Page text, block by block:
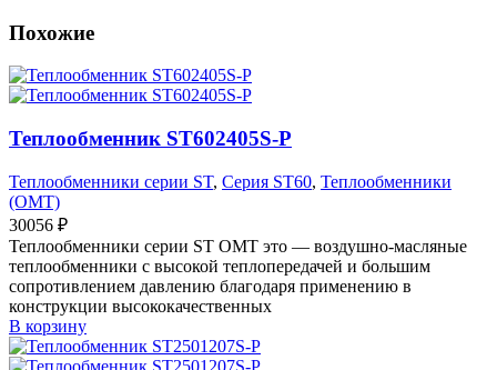
Похожие
Теплообменник ST602405S-P
Теплообменники серии ST, Серия ST60, Теплообменники
(OMT)
30056 ₽
Теплообменники серии ST OMT это — воздушно-масляные
теплообменники с высокой теплопередачей и большим
сопротивлением давлению благодаря применению в
конструкции высококачественных
В корзину